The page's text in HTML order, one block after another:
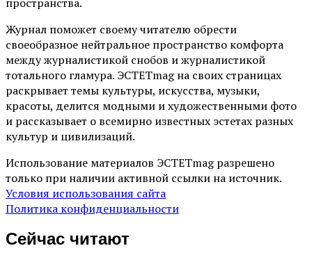
Журнал поможет своему читателю обрести
своеобразное нейтральное пространство комфорта
между журналистикой снобов и журналистикой
тотального гламура. ЭСТЕТmag на своих страницах
раскрывает темы культуры, искусства, музыки,
красоты, делится модными и художественными фото
и рассказывает о всемирно известных эстетах разных
культур и цивилизаций.
Использование материалов ЭСТЕТmag разрешено
только при наличии активной ссылки на источник.
Условия использования сайта
Политика конфиденциальности
Сейчас читают